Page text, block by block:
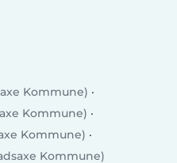
Kommune)
Kommune)
Kommune)
Kommune)